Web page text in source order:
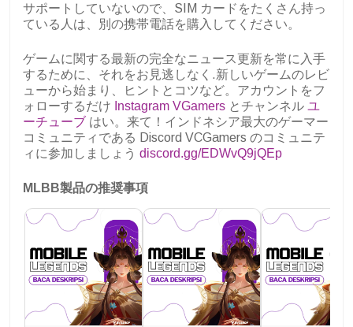
サポートしていないので、SIM カードをたくさん持っ
ている人は、別の携帯電話を購入してください。
ゲームに関する最新の完全なニュース更新を常に入手
するために、それをお見逃しなく.新しいゲームのレビ
ューから始まり、ヒントとコツなど。アカウントをフ
ォローするだけ Instagram VGamers とチャンネル ユ
ーチューブ はい。来て！インドネシア最大のゲーマー
コミュニティである Discord VCGamers のコミュニテ
ィに参加しましょう discord.gg/EDWvQ9jQEp
MLBB製品の推奨事項